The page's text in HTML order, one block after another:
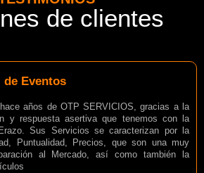
de clientes
de Eventos
años de OTP SERVICIOS, gracias a la
y respuesta asertiva que tenemos con la
Sus Servicios se caracterizan por la
Puntualidad, Precios, que son una muy
al Mercado, así como también la